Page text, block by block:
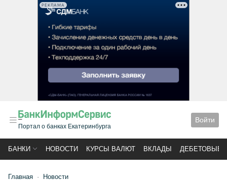
РЕКЛАМА
Портал о банках Екатеринбурга
Войти
БАНКИ НОВОСТИ КУРСЫ ВАЛЮТ ВКЛАДЫ ДЕБЕТОВЫЕ
Главная Новости